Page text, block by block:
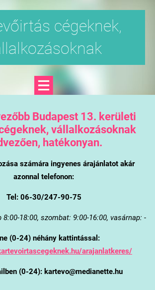
cégeknek,
Budapest 13. kerületi
vállalkozásoknak
hatékonyan.
számára ingyenes árajánlatot akár
azonnal telefonon:
Tel: 06-30/247-90-75
18:00, szombat: 9:00-16:00, vasárnap: -
(0-24) néhány kattintással:
arajanlatkeres/
(0-24): kartevo@medianette.hu